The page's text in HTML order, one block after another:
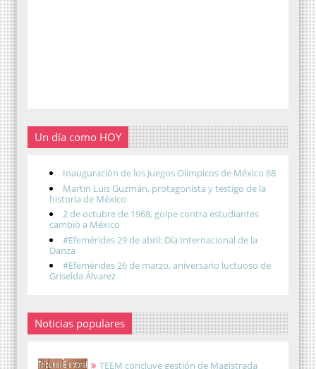
Un día como HOY
Inauguración de los Juegos Olímpicos de México 68
Martín Luis Guzmán, protagonista y testigo de la
historia de México
2 de octubre de 1968, golpe contra estudiantes
cambió a México
#Efemérides 29 de abril: Día Internacional de la
Danza
#Efemérides 26 de marzo, aniversario luctuoso de
Griselda Álvarez
Noticias populares
TEEM concluye gestión de Magistrada